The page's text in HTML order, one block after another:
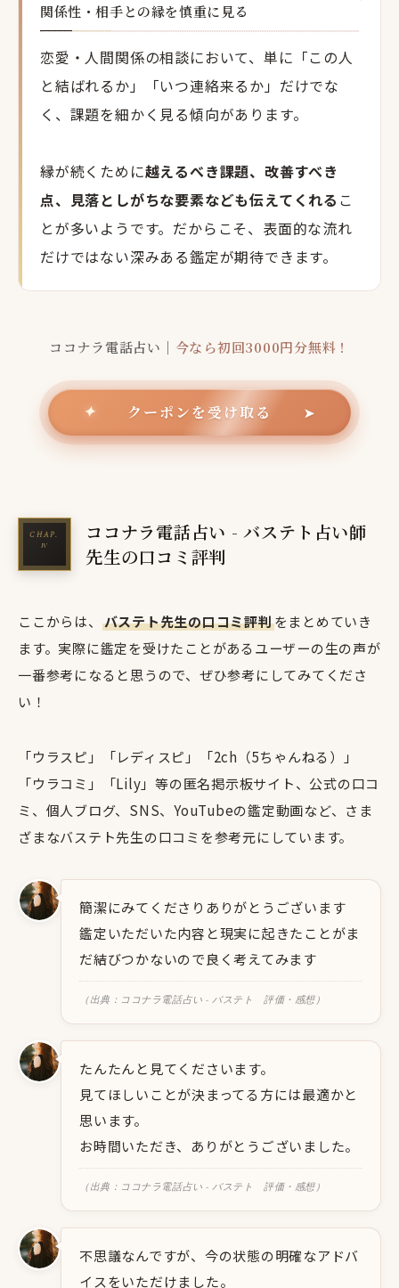
関係性・相手との縁を慎重に見る
恋愛・人間関係の相談において、単に「この人
と結ばれるか」「いつ連絡来るか」だけでな
く、課題を細かく見る傾向があります。
縁が続くために越えるべき課題、改善すべき
点、見落としがちな要素なども伝えてくれる こ
とが多いようです。だからこそ、表面的な流れ
だけではない深みある鑑定が期待できます。
ココナラ電話占い｜ 今なら初回3000円分無料！
✦ クーポンを受け取る ➤
ココナラ電話占い - バステト占い師
先生の口コミ評判
ここからは、 バステト先生の口コミ評判をまとめていき
ます。実際に鑑定を受けたことがあるユーザーの生の声が
一番参考になると思うので、ぜひ参考にしてみてくださ
い！
「ウラスピ」「レディスピ」「2ch（5ちゃんねる）」
「ウラコミ」「Lily」等の匿名掲示板サイト、公式の口コ
ミ、個人ブログ、SNS、YouTubeの鑑定動画など、さま
ざまなバステト先生の口コミを参考元にしています。
簡潔にみてくださりありがとうございます
鑑定いただいた内容と現実に起きたことがま
だ結びつかないので良く考えてみます
（出典：ココナラ電話占い - バステト 評価・感想）
たんたんと見てくださいます。
見てほしいことが決まってる方には最適かと
思います。
お時間いただき、ありがとうございました。
（出典：ココナラ電話占い - バステト 評価・感想）
不思議なんですが、今の状態の明確なアドバ
イスをいただけました。